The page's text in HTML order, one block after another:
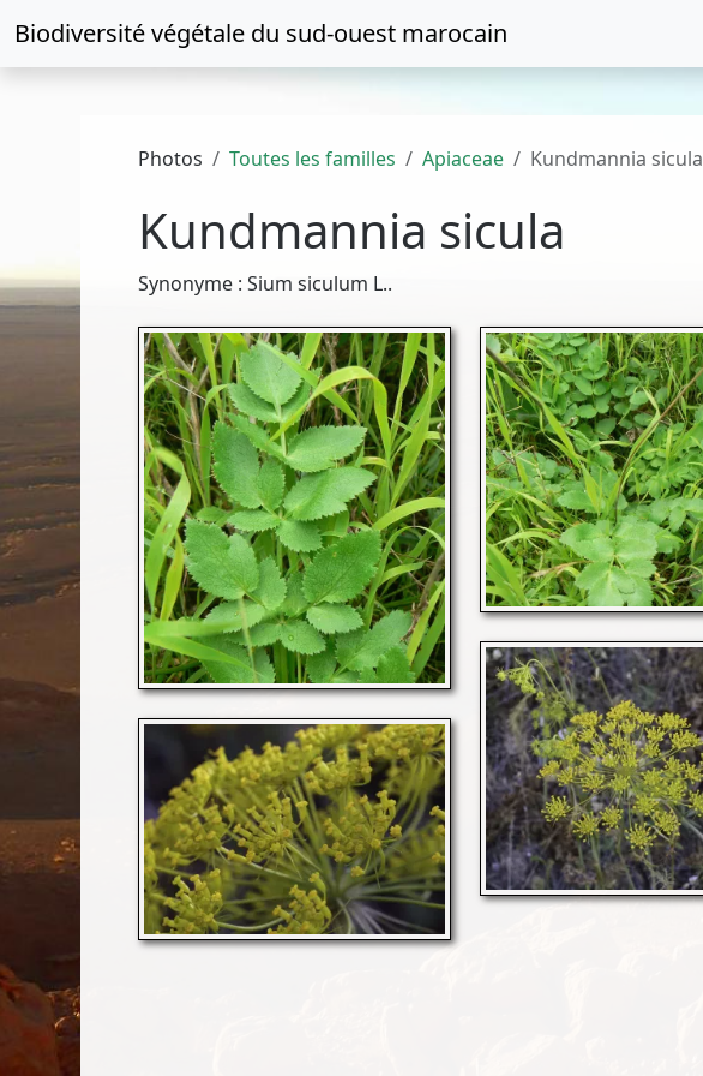
Biodiversité végétale du sud-ouest marocain
Photos Toutes les familles Apiaceae Kundmannia sicula
Kundmannia sicula
Synonyme : Sium siculum L..